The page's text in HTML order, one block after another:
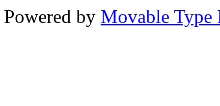
Powered by Movable Type